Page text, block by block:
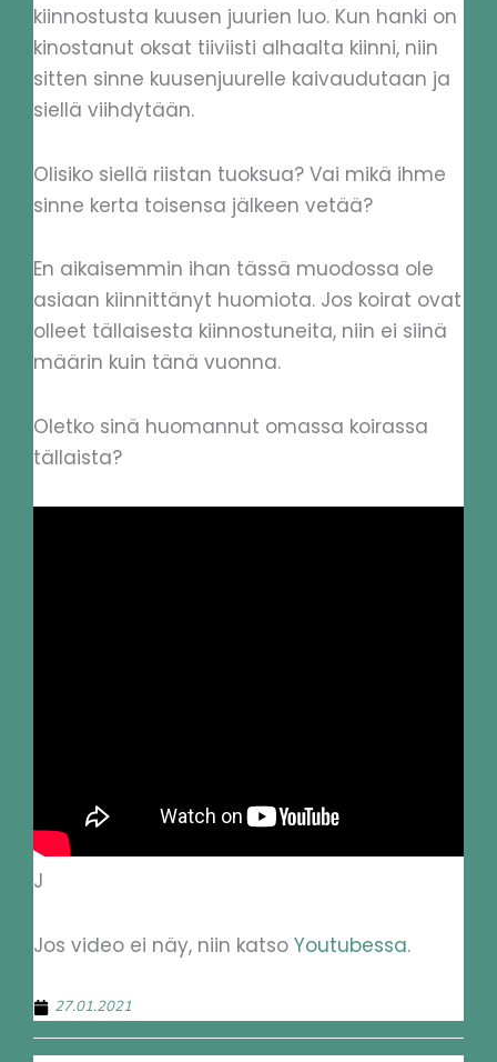
kiinnostusta kuusen juurien luo. Kun hanki on
kinostanut oksat tiiviisti alhaalta kiinni, niin
sitten sinne kuusenjuurelle kaivaudutaan ja
siellä viihdytään.
Olisiko siellä riistan tuoksua? Vai mikä ihme
sinne kerta toisensa jälkeen vetää?
En aikaisemmin ihan tässä muodossa ole
asiaan kiinnittänyt huomiota. Jos koirat ovat
olleet tällaisesta kiinnostuneita, niin ei siinä
määrin kuin tänä vuonna.
Oletko sinä huomannut omassa koirassa
tällaista?
J
Jos video ei näy, niin katso Youtubessa.
27.01.2021